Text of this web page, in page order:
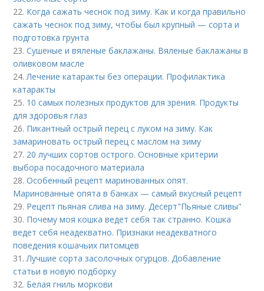
22. Когда сажать чеснок под зиму. Как и когда правильно
сажать чеснок под зиму, чтобы был крупный — сорта и
подготовка грунта
23.Сушеные и вяленые баклажаны. Вяленые баклажаны в
оливковом масле
24.Лечение катаракты без операции. Профилактика
катаракты
25. 10 самых полезных продуктов для зрения. Продукты
для здоровья глаз
26. Пикантный острый перец с луком на зиму. Как
замариновать острый перец с маслом на зиму
27. 20 лучших сортов острого. Основные критерии
выбора посадочного материала
28.Особенный рецепт маринованных опят.
Маринованные опята в банках — самый вкусный рецепт
29. Рецепт пьяная слива на зиму. Десерт"Пьяные сливы"
30. Почему моя кошка ведет себя так странно. Кошка
ведет себя неадекватно. Признаки неадекватного
поведения кошачьих питомцев
31.Лучшие сорта засолочных огурцов. Добавление
статьи в новую подборку
32. Белая гниль моркови